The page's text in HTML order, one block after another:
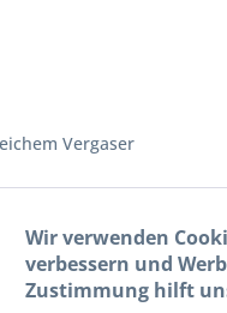
Vergaser
die Maße des
Wir verwenden
verbessern und
Zustimmung hilft